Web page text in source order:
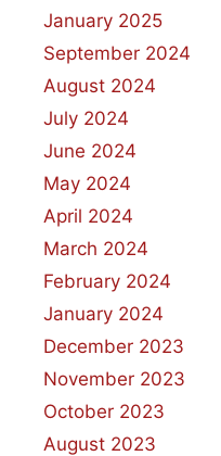
January 2025
September 2024
August 2024
July 2024
June 2024
May 2024
April 2024
March 2024
February 2024
January 2024
December 2023
November 2023
October 2023
August 2023